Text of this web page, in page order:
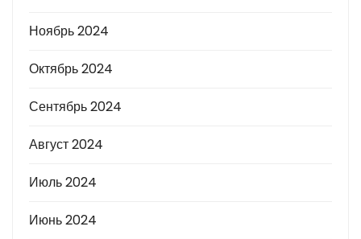
Ноябрь 2024
Октябрь 2024
Сентябрь 2024
Август 2024
Июль 2024
Июнь 2024